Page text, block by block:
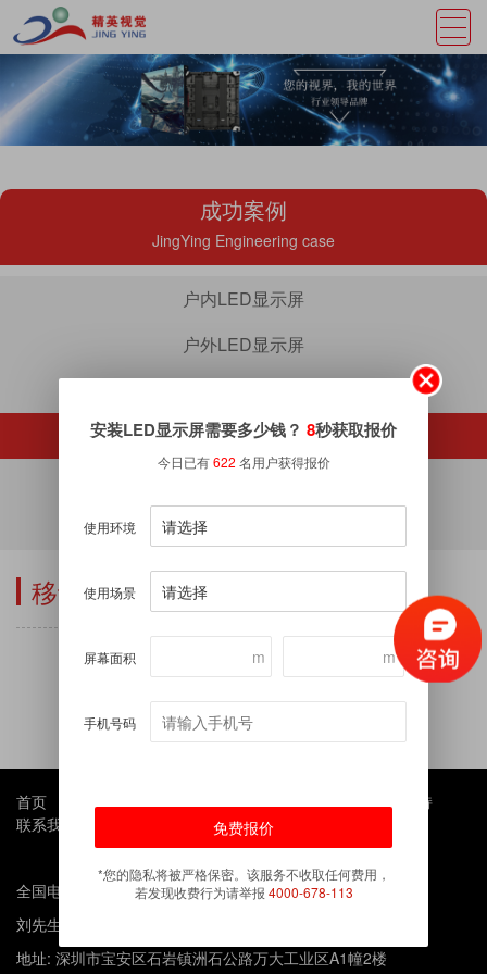
成功案例
JingYing Engineering case
户内LED显示屏
户外LED显示屏
移动租赁显示屏
智慧城市LED屏
移动租赁显示屏
首页 产品中心 成功案例 新闻资讯 关于我们
服务支持
联系我们
全国电话咨询: 4000-678-113
刘先生: 135-9029-5281
地址: 深圳市宝安区石岩镇洲石公路万大工业区A1幢2楼
安装LED显示屏需要多少钱？ 8秒获取报价
今日已有622 名用户获得报价
使用环境
使用场景
屏幕面积 m
m
手机号码
*您的隐私将被严格保密。该服务不收取任何费用，
若发现收费行为请举报 4000-678-113